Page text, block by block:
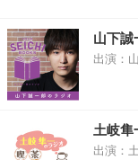
山下誠
出演：
土岐隼
出演：